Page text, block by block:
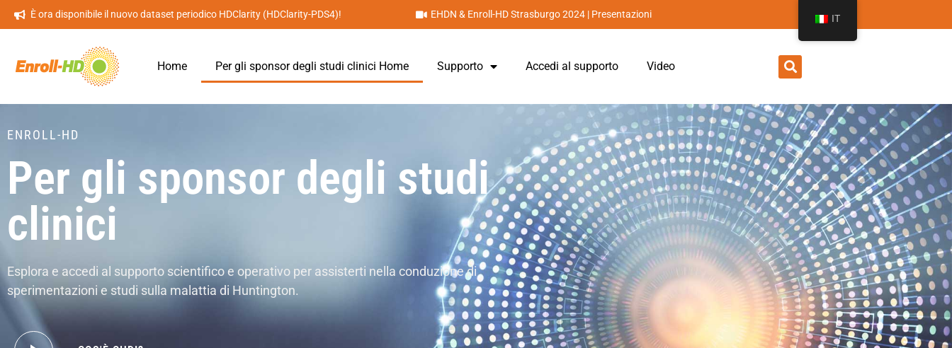
È ora disponibile il nuovo dataset periodico HDClarity (HDClarity-PDS4)! EHDN & Enroll-HD Strasburgo 2024 | Presentazioni
Home Per gli sponsor degli studi clinici Home Supporto Accedi al supporto Video
ENROLL-HD
Per gli sponsor degli studi
clinici
Esplora e accedi al supporto scientifico e operativo per assisterti nella conduzione di
sperimentazioni e studi sulla malattia di Huntington.
IT